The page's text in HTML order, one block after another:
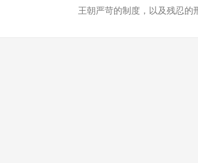
王朝严苛的制度，以及残忍的